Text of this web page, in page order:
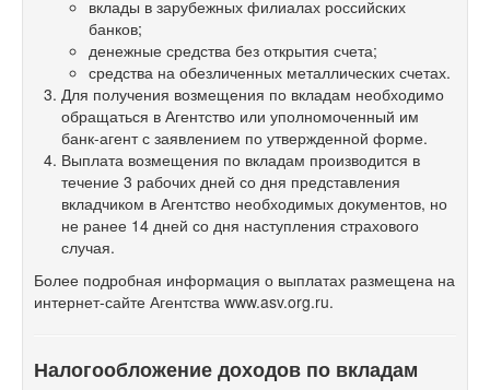
вклады в зарубежных филиалах российских
банков;
денежные средства без открытия счета;
средства на обезличенных металлических счетах.
Для получения возмещения по вкладам необходимо
обращаться в Агентство или уполномоченный им
банк-агент с заявлением по утвержденной форме.
Выплата возмещения по вкладам производится в
течение 3 рабочих дней со дня представления
вкладчиком в Агентство необходимых документов, но
не ранее 14 дней со дня наступления страхового
случая.
Более подробная информация о выплатах размещена на
интернет-сайте Агентства www.asv.org.ru.
Налогообложение доходов по вкладам